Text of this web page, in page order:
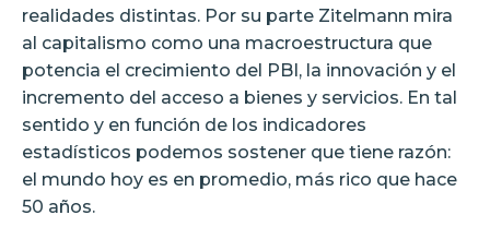
realidades distintas. Por su parte Zitelmann mira
al capitalismo como una macroestructura que
potencia el crecimiento del PBI, la innovación y el
incremento del acceso a bienes y servicios. En tal
sentido y en función de los indicadores
estadísticos podemos sostener que tiene razón:
el mundo hoy es en promedio, más rico que hace
50 años.